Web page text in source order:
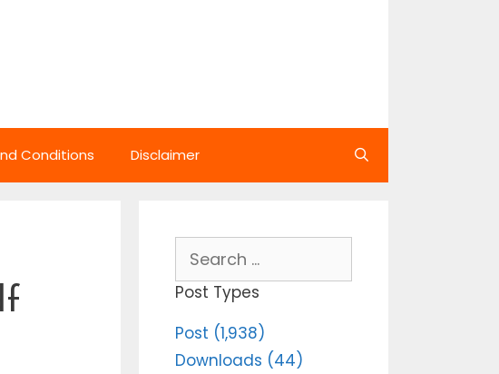
Conditions Disclaimer
for:
Post Types
Post (1,938)
Downloads (44)